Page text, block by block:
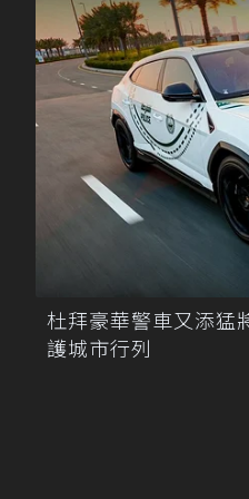
杜拜豪華警車又添
護城市行列